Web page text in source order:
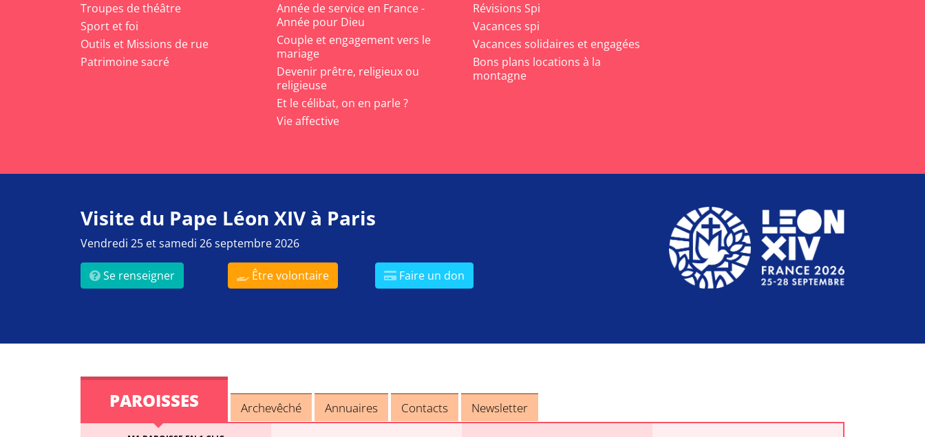
Troupes de théâtre
Sport et foi
Outils et Missions de rue
Patrimoine sacré
Année de service en France -
Année pour Dieu
Couple et engagement vers le
mariage
Devenir prêtre, religieux ou
religieuse
Et le célibat, on en parle ?
Vie affective
Révisions Spi
Vacances spi
Vacances solidaires et engagées
Bons plans locations à la
montagne
Visite du Pape Léon XIV à Paris
Vendredi 25 et samedi 26 septembre 2026
Se renseigner Être volontaire Faire un don
PAROISSES Archevêché Annuaires Contacts Newsletter